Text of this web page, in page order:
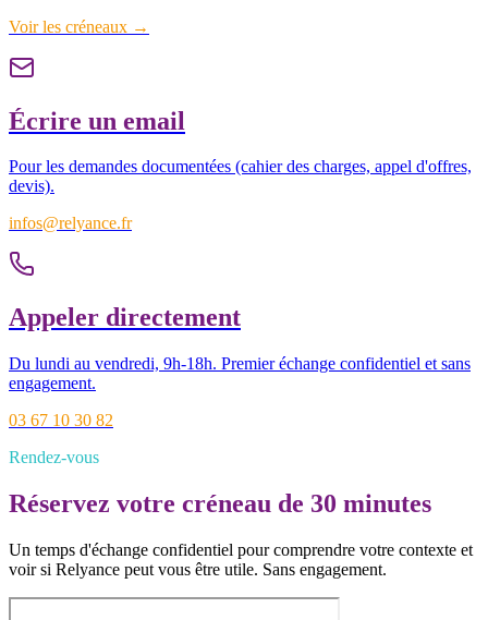
Voir les créneaux →
Écrire un email
Pour les demandes documentées (cahier des charges, appel d'offres,
devis).
infos@relyance.fr
Appeler directement
Du lundi au vendredi, 9h-18h. Premier échange confidentiel et sans
engagement.
03 67 10 30 82
Rendez-vous
Réservez votre créneau de 30 minutes
Un temps d'échange confidentiel pour comprendre votre contexte et
voir si Relyance peut vous être utile. Sans engagement.